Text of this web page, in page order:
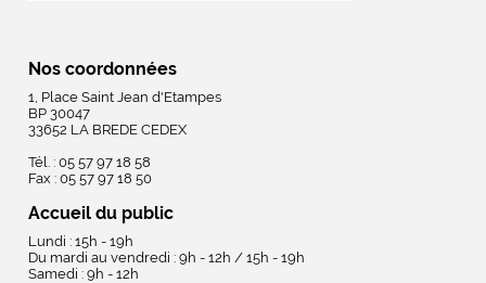
Nos coordonnées
1, Place Saint Jean d'Etampes
BP 30047
33652 LA BREDE CEDEX
Tél. : 05 57 97 18 58
Fax : 05 57 97 18 50
Accueil du public
Lundi : 15h - 19h
Du mardi au vendredi : 9h - 12h / 15h - 19h
Samedi : 9h - 12h